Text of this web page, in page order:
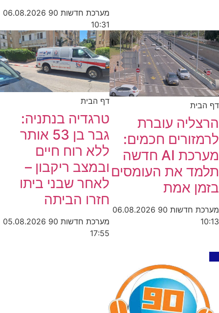
מערכת חדשות 90
06.08.2026
10:31
דף הבית
הרצליה עוברת
לרמזורים חכמים:
מערכת AI חדשה
תלמד את העומסים
בזמן אמת
מערכת חדשות 90
06.08.2026
10:13
דף הבית
טרגדיה בנתניה:
גבר בן 53 אותר
ללא רוח חיים
ובמצב ריקבון –
לאחר שבני ביתו
חזרו הביתה
מערכת חדשות 90
05.08.2026
17:55